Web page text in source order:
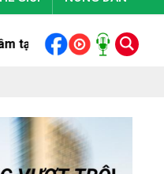
biểu toàn quốc Đoàn